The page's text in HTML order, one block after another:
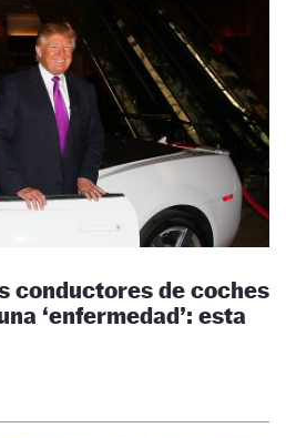
conductores de coches
‘enfermedad’: esta